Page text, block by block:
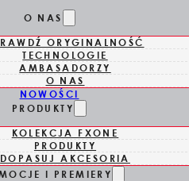
O NAS
ORYGINALNOŚĆ
TECHNOLOGIE
AMBASADORZY
O NAS
NOWOŚCI
PRODUKTY
KOLEKCJA FXONE
PRODUKTY
DOPASUJ AKCESORIA
I PREMIERY